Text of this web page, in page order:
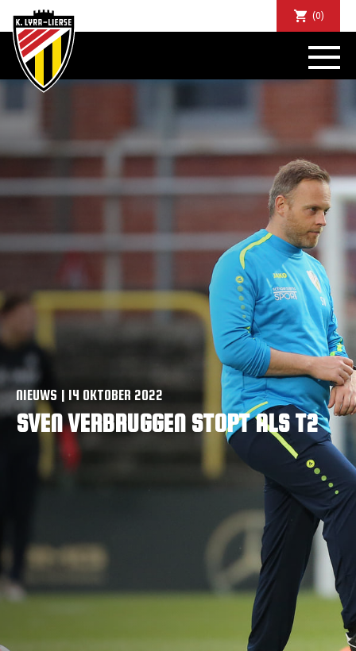
(0)
NIEUWS | 14 OKTOBER 2022
SVEN VERBRUGGEN STOPT ALS T2
NIEUWS
DE CLUB
TICKETS
ABONNEMENTEN
COMMUNITY
JEUGD
BUSINESS CLUB
MATCHDINERS
CLUBAPP
FANSHOP
FAQ
VACATURES
CONTACTEER ONS